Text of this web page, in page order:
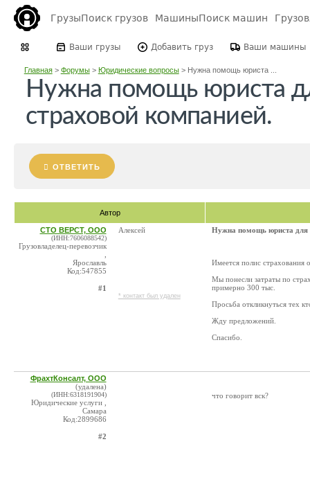
ГрузыПоиск грузов МашиныПоиск машин
Ваши грузы Добавить груз Ваши машины
Главная> Форумы> Юридические вопросы> Нужна помощь юриста ...
Нужна помощь юриста
страховой компанией.
ОТВЕТИТЬ
Автор
СТО ВЕРСТ, ООО
(ИНН:7606088542)
Грузовладелец-перевозчик
Ярославль
Код:547855
#1
Алексей
* контакт был удален
Нужна помощь юриста для
Имеется полис страхования
Мы понесли затраты по
примерно 300 тыс.
Просьба откликнуться тех
Жду предложений.
Спасибо.
ФрахтКонсалт, ООО
(удалена)
(ИНН:6318191904)
Юридические услуги ,
Самара
Код:2899686
#2
что говорит вск?